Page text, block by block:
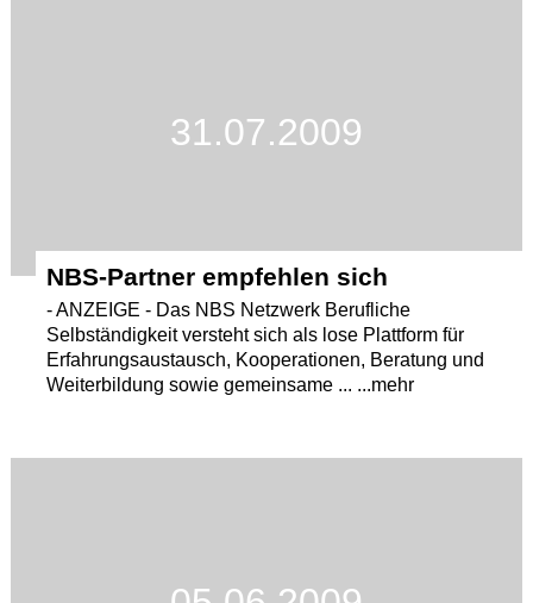
31.07.2009
NBS-Partner empfehlen sich
- ANZEIGE - Das NBS Netzwerk Berufliche
Selbständigkeit versteht sich als lose Plattform für
Erfahrungsaustausch, Kooperationen, Beratung und
Weiterbildung sowie gemeinsame ... ...mehr